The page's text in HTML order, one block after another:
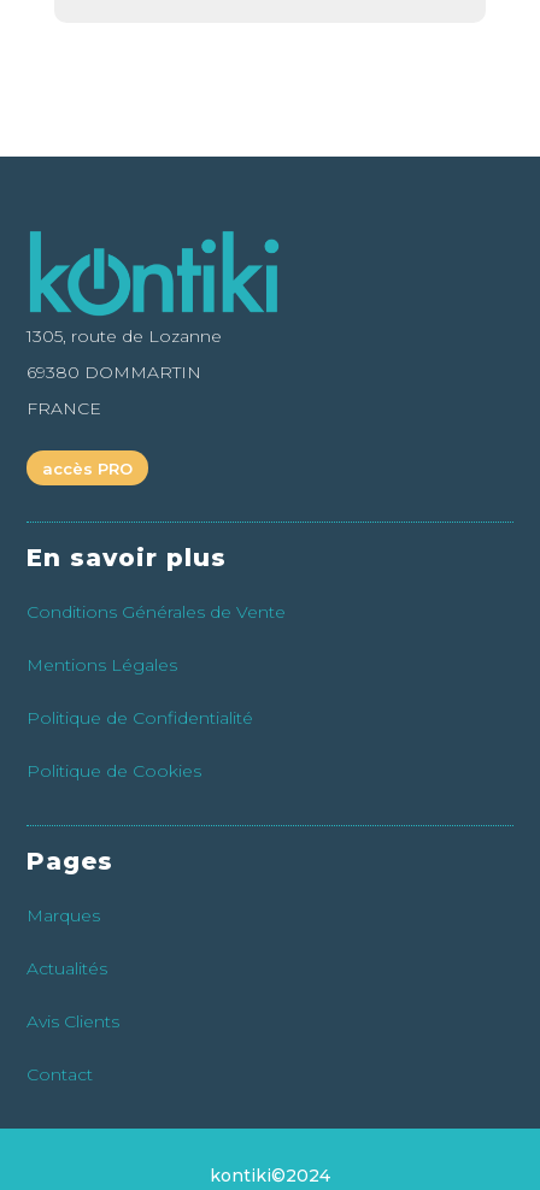
1305, route de Lozanne
69380 DOMMARTIN
FRANCE
accès PRO
En savoir plus
Conditions Générales de Vente
Mentions Légales
Politique de Confidentialité
Politique de Cookies
Pages
Marques
Actualités
Avis Clients
Contact
kontiki©2024